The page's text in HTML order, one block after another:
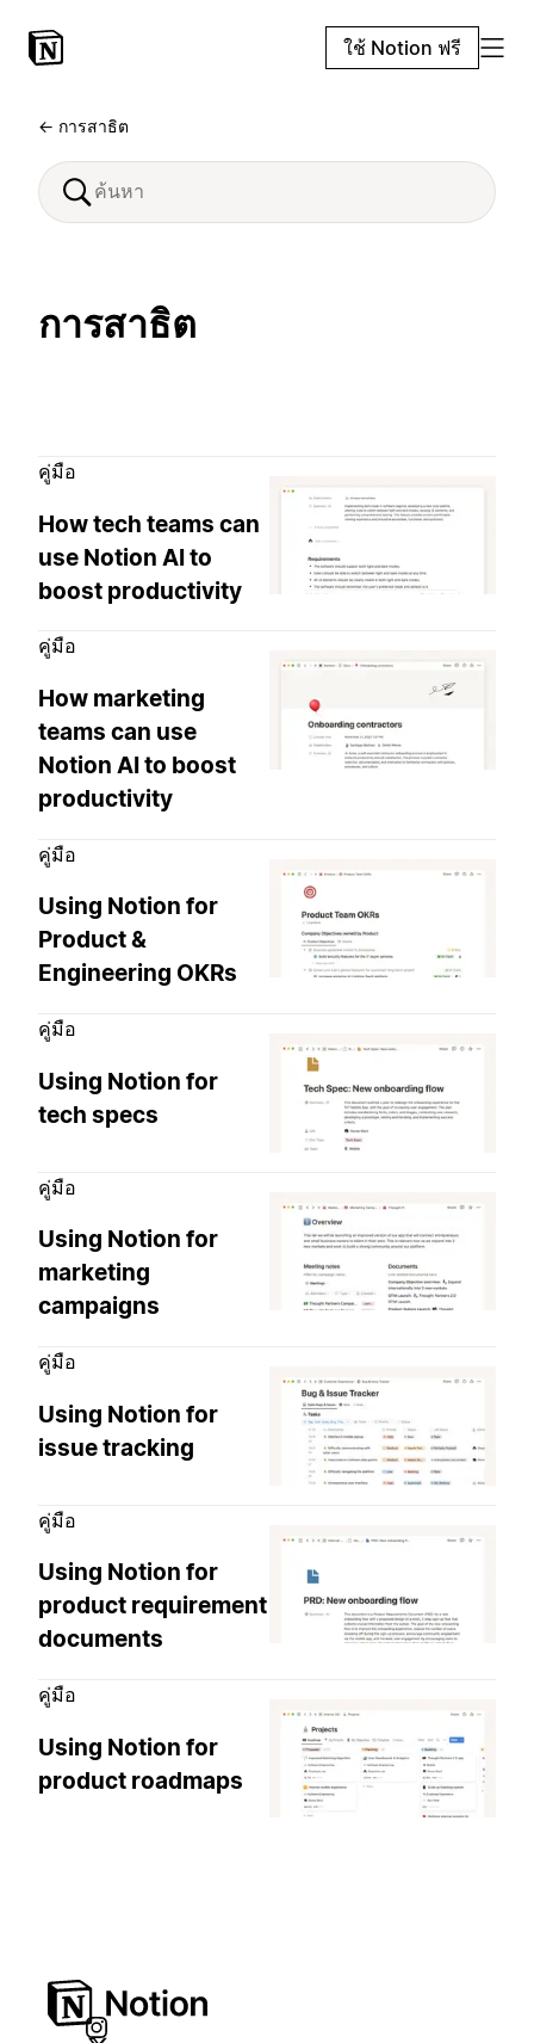
ใช้ Notion ฟรี
← การสาธิต
การสาธิต
คู่มือ
How tech teams can
use Notion AI to
boost productivity
คู่มือ
How marketing
teams can use
Notion AI to boost
productivity
คู่มือ
Using Notion for
Product &
Engineering OKRs
คู่มือ
Using Notion for
tech specs
คู่มือ
Using Notion for
marketing
campaigns
คู่มือ
Using Notion for
issue tracking
คู่มือ
Using Notion for
product requirement
documents
คู่มือ
Using Notion for
product roadmaps